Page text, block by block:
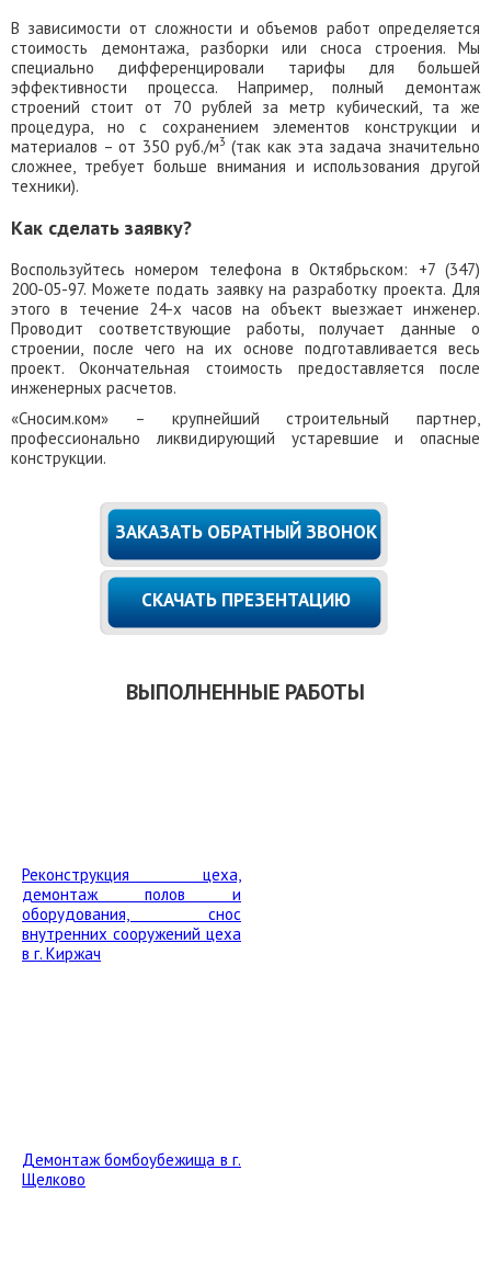
В зависимости от сложности и объемов работ определяется
стоимость демонтажа, разборки или сноса строения. Мы
специально дифференцировали тарифы для большей
эффективности процесса. Например, полный демонтаж
строений стоит от 70 рублей за метр кубический, та же
процедура, но с сохранением элементов конструкции и
материалов – от 350 руб./м3 (так как эта задача значительно
сложнее, требует больше внимания и использования другой
техники).
Как сделать заявку?
Воспользуйтесь номером телефона в Октябрьском: +7 (347)
200-05-97. Можете подать заявку на разработку проекта. Для
этого в течение 24-х часов на объект выезжает инженер.
Проводит соответствующие работы, получает данные о
строении, после чего на их основе подготавливается весь
проект. Окончательная стоимость предоставляется после
инженерных расчетов.
«Сносим.ком» – крупнейший строительный партнер,
профессионально ликвидирующий устаревшие и опасные
конструкции.
ЗАКАЗАТЬ ОБРАТНЫЙ ЗВОНОК
СКАЧАТЬ ПРЕЗЕНТАЦИЮ
ВЫПОЛНЕННЫЕ РАБОТЫ
Реконструкция цеха,
демонтаж полов и
оборудования, снос
внутренних сооружений цеха
в г. Киржач
Демонтаж бомбоубежища в г.
Щелково